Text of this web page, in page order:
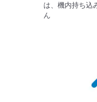
は、機内持ち込
ん